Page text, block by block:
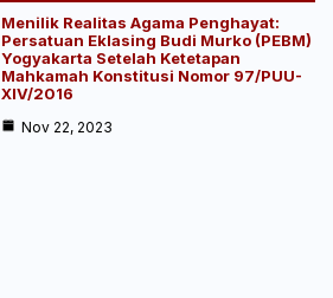
Menilik Realitas Agama Penghayat:
Persatuan Eklasing Budi Murko (PEBM)
Yogyakarta Setelah Ketetapan
Mahkamah Konstitusi Nomor 97/PUU-
XIV/2016
Nov 22, 2023